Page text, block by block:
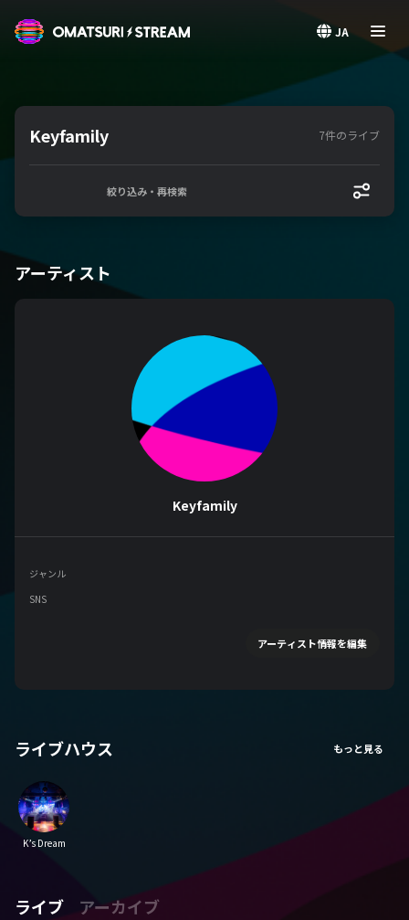
JA
Keyfamily 7件のライブ
絞り込み・再検索
アーティスト
Keyfamily
ジャンル
SNS
アーティスト情報を編集
ライブハウス
K’s Dream
ライブ アーカイブ